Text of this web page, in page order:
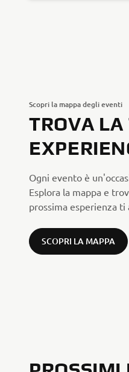
Scopri la mappa degli eventi
TROVA
Ogni evento è
Esplora la mappa e
prossima esperienza ti
SCOPRI LA MAPPA